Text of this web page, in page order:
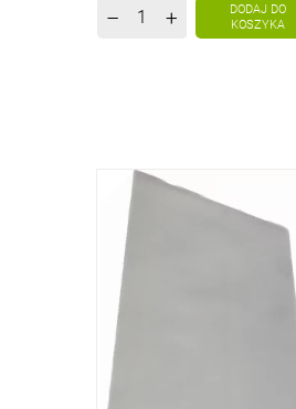
– +
DODAJ DO
KOSZYKA